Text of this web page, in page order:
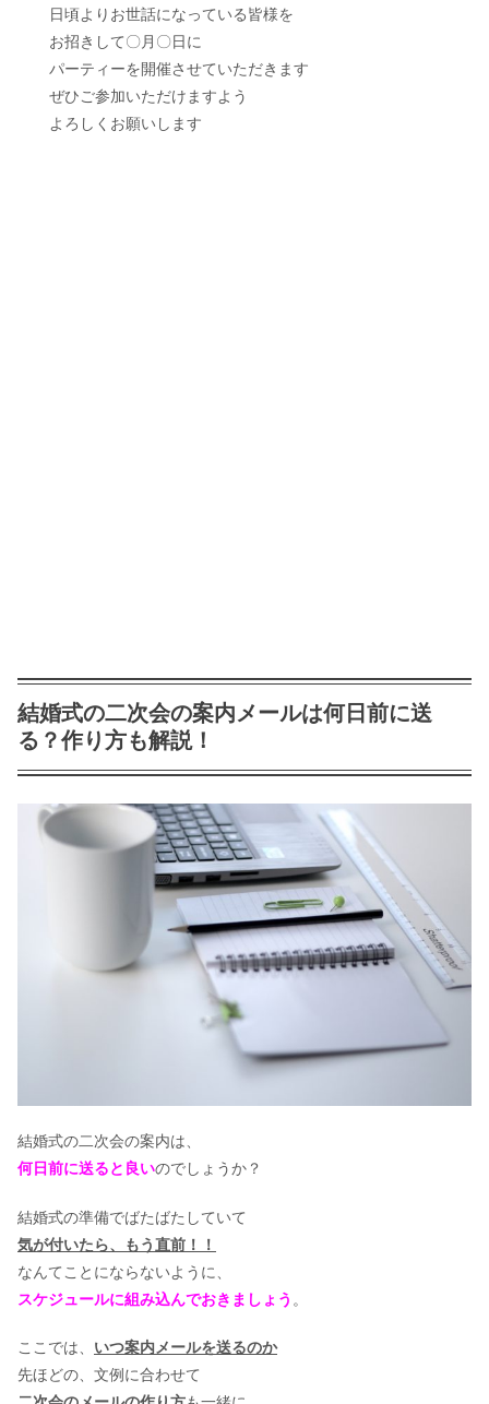
日頃よりお世話になっている皆様を
お招きして〇月〇日に
パーティーを開催させていただきます
ぜひご参加いただけますよう
よろしくお願いします
結婚式の二次会の案内メールは何日前に送
る？作り方も解説！
結婚式の二次会の案内は、
何日前に送ると良いのでしょうか？
結婚式の準備でばたばたしていて
気が付いたら、もう直前！！
なんてことにならないように、
スケジュールに組み込んでおきましょう 。
ここでは、 いつ案内メールを送るのか
先ほどの、文例に合わせて